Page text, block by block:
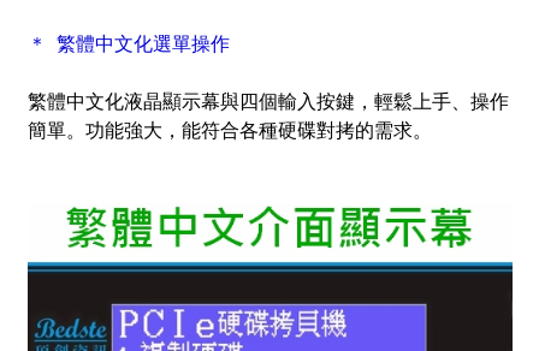
＊ 繁體中文化選單操作
繁體中文化液晶顯示幕與四個輸入按鍵，輕鬆上手、操作
簡單。功能強大，能符合各種硬碟對拷的需求。